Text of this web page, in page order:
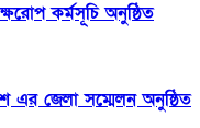
কর্মসূচি অনুষ্ঠিত
এর জেলা সম্মেলন অনুষ্ঠিত